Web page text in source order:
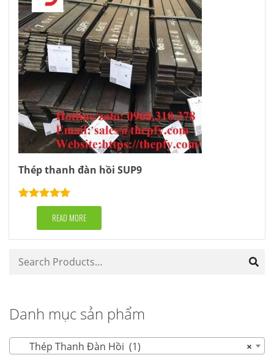
Thép thanh đàn hồi SUP9
Rated5.00
out of 5READ MORE
Danh mục sản phẩm
×
Thép Thanh Đàn Hồi (1)